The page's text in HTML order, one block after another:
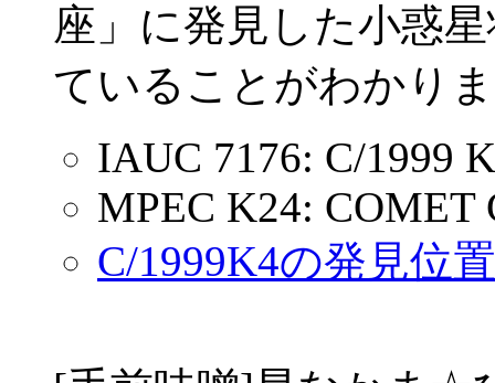
座」に発見した小惑
ていることがわかり
IAUC 7176: C/1999
MPEC K24:
C/1999K4の発見位置